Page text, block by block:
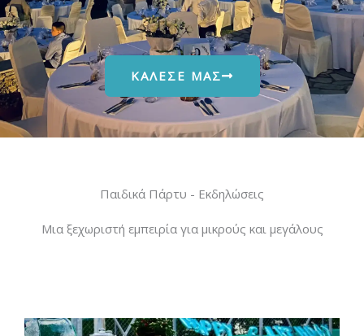
ΚΑΛΕΣΕ ΜΑΣ
Παιδικά Πάρτυ - Εκδηλώσεις
Μια ξεχωριστή εμπειρία για μικρούς και μεγάλους